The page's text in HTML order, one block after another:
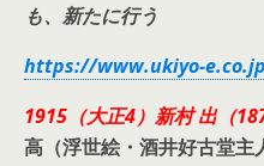
も、新たに行う
https://www.ukiyo-
1915 （大正4）新村 出（
高（浮世絵・酒井好古堂主